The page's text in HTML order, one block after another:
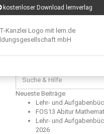
kostenloser Download lernverlag
für:
Neueste Beiträge
Lehr- und
FOS13 Abitur
Lehr- und
2026